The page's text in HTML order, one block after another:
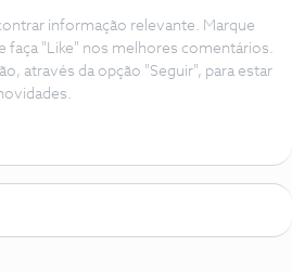
informação relevante. Marque
faça "Like" nos melhores comentários.
através da opção "Seguir", para estar